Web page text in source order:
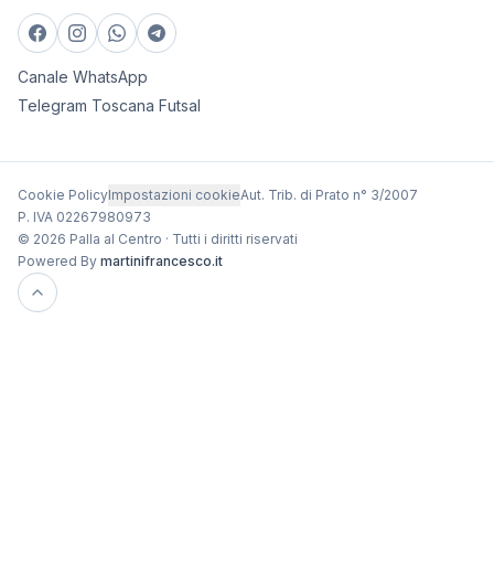
Canale WhatsApp
Telegram Toscana Futsal
Cookie PolicyImpostazioni cookieAut. Trib. di Prato n° 3/2007
P. IVA 02267980973
© 2026 Palla al Centro · Tutti i diritti riservati
Powered By martinifrancesco.it